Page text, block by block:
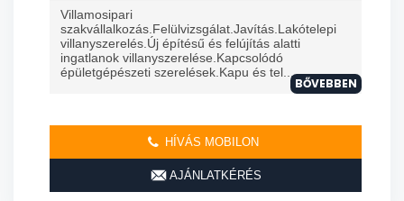
Villamosipari
szakvállalkozás.Felülvizsgálat.Javítás.Lakótelepi
villanyszerelés.Új építésű és felújítás alatti
ingatlanok villanyszerelése.Kapcsolódó
épületgépészeti szerelések.Kapu és tel...
BŐVEBBEN
HÍVÁS MOBILON
AJÁNLATKÉRÉS